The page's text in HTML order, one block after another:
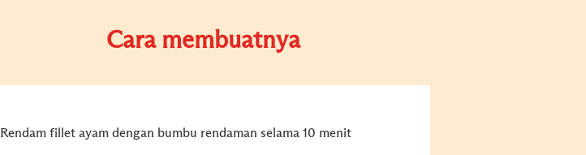
Cara membuatnya
Rendam fillet ayam dengan bumbu rendaman selama 10 menit